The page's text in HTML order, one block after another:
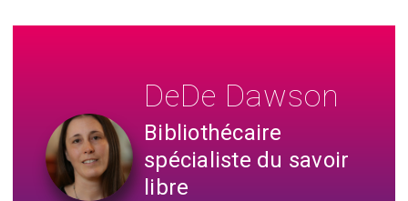
DeDe Dawson
Bibliothécaire
spécialiste du savoir
libre